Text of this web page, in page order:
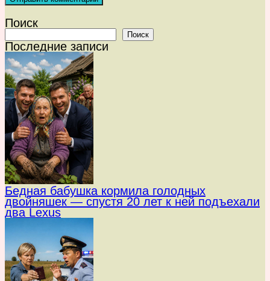
Поиск
Поиск
Последние записи
Бедная бабушка кормила голодных
двойняшек — спустя 20 лет к ней подъехали
два Lexus